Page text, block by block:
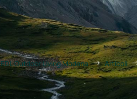
EDL Outdoor Living Modena $ Articoli